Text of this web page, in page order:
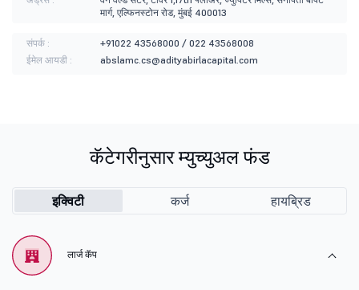
मार्ग, एल्फिनस्टोन रोड, मुंबई 400013
संपर्क :
+91022 43568000 / 022 43568008
ईमेल आयडी :
abslamc.cs@adityabirlacapital.com
कॅटेगरीनुसार म्युच्युअल फंड
इक्विटी कर्ज हायब्रिड
लार्ज कॅप